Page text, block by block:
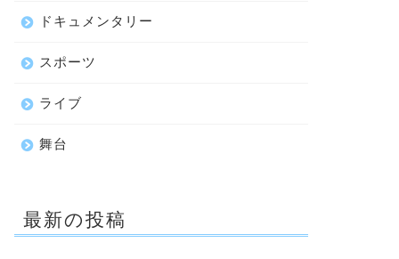
ドキュメンタリー
スポーツ
ライブ
舞台
最新の投稿